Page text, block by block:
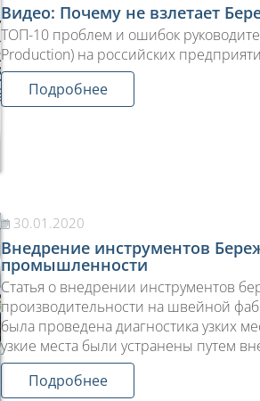
Видео: Почему не взлетает
ТОП-10 проблем и ошибок
Production) на российских
Подробнее
30.01.2020
Внедрение инструментов
промышленности
Статья о внедрении инструментов
производительности на швейной
была проведена диагностика узких
узкие места были устранены путем
Подробнее